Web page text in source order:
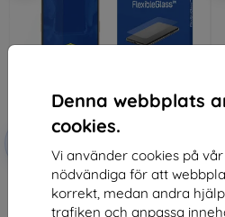
Denna webbplats
cookies.
Vi använder cookies på
nödvändiga för att
korrekt, medan andra
trafiken och anpassa
Rabatt
kupong
3MK FlexibleGlass Oppo Reno 7
Hybrid Glass
161 kr